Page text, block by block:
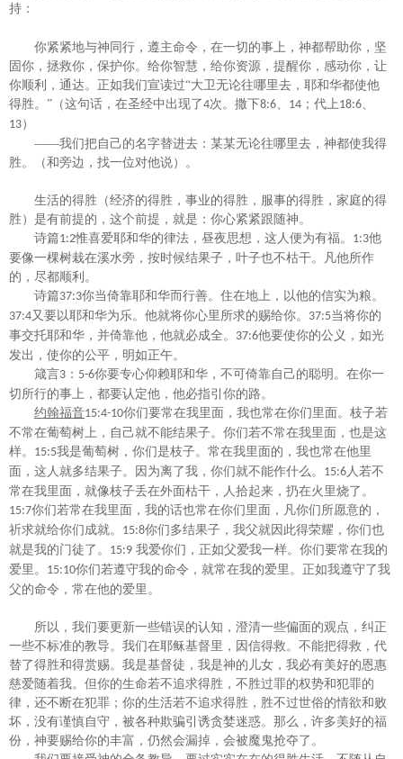
持：
你紧紧地与神同行，遵主命令，在一切的事上，神都帮助你，坚
固你，拯救你，保护你。给你智慧，给你资源，提醒你，感动你，让
你顺利，通达。正如我们宣读过“大卫无论往哪里去，耶和华都使他
得胜。 ” （这句话，在圣经中出现了4次。撒下8:6、 14 ；代上18:6、
13）
——我们把自己的名字替进去：某某无论往哪里去，神都使我得
胜。（和旁边，找一位对他说）。
生活的得胜（经济的得胜，事业的得胜，服事的得胜，家庭的得
胜）是有前提的，这个前提，就是：你心紧紧跟随神。
诗篇1:2惟喜爱耶和华的律法，昼夜思想，这人便为有福。 1:3他
要像一棵树栽在溪水旁，按时候结果子，叶子也不枯干。凡他所作
的，尽都顺利。
诗篇37:3你当倚靠耶和华而行善。住在地上，以他的信实为粮。
37:4又要以耶和华为乐。他就将你心里所求的赐给你。 37:5当将你的
事交托耶和华，并倚靠他，他就必成全。 37:6他要使你的公义，如光
发出，使你的公平，明如正午。
箴言3 ： 5-6你要专心仰赖耶和华，不可倚靠自己的聪明。在你一
切所行的事上，都要认定他，他必指引你的路。
约翰福音15:4-10你们要常在我里面，我也常在你们里面。枝子若
不常在葡萄树上，自己就不能结果子。你们若不常在我里面，也是这
样。 15:5我是葡萄树，你们是枝子。常在我里面的，我也常在他里
面，这人就多结果子。因为离了我，你们就不能作什么。 15:6人若不
常在我里面，就像枝子丢在外面枯干，人拾起来，扔在火里烧了。
15:7你们若常在我里面，我的话也常在你们里面，凡你们所愿意的，
祈求就给你们成就。 15:8你们多结果子，我父就因此得荣耀，你们也
就是我的门徒了。 15:9 我爱你们，正如父爱我一样。你们要常在我的
爱里。 15:10你们若遵守我的命令，就常在我的爱里。正如我遵守了我
父的命令，常在他的爱里。
所以，我们要更新一些错误的认知，澄清一些偏面的观点，纠正
一些不标准的教导。我们在耶稣基督里，因信得救。不能把得救，代
替了得胜和得赏赐。我是基督徒，我是神的儿女，我必有美好的恩惠
慈爱随着我。但你的生命若不追求得胜，不胜过罪的权势和犯罪的
律，还不断在犯罪；你的生活若不追求得胜，胜不过世俗的情欲和败
坏，没有谨慎自守，被各种欺骗引诱贪婪迷惑。那么，许多美好的福
份，神要赐给你的丰富，仍然会漏掉，会被魔鬼抢夺了。